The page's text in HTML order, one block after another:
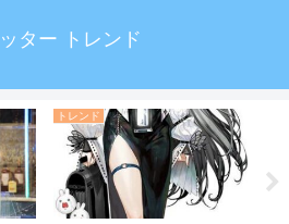
ター トレンド
トレンド